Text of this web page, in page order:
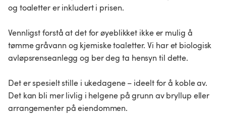
og toaletter er inkludert i prisen.
Vennligst forstå at det for øyeblikket ikke er mulig å
tømme gråvann og kjemiske toaletter. Vi har et biologisk
avløpsrenseanlegg og ber deg ta hensyn til dette.
Det er spesielt stille i ukedagene – ideelt for å koble av.
Det kan bli mer livlig i helgene på grunn av bryllup eller
arrangementer på eiendommen.